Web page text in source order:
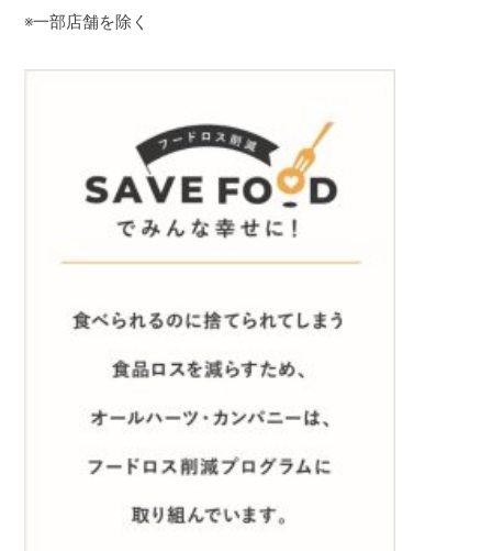
OGGI ONLINE STORE
※一部店舗を除く